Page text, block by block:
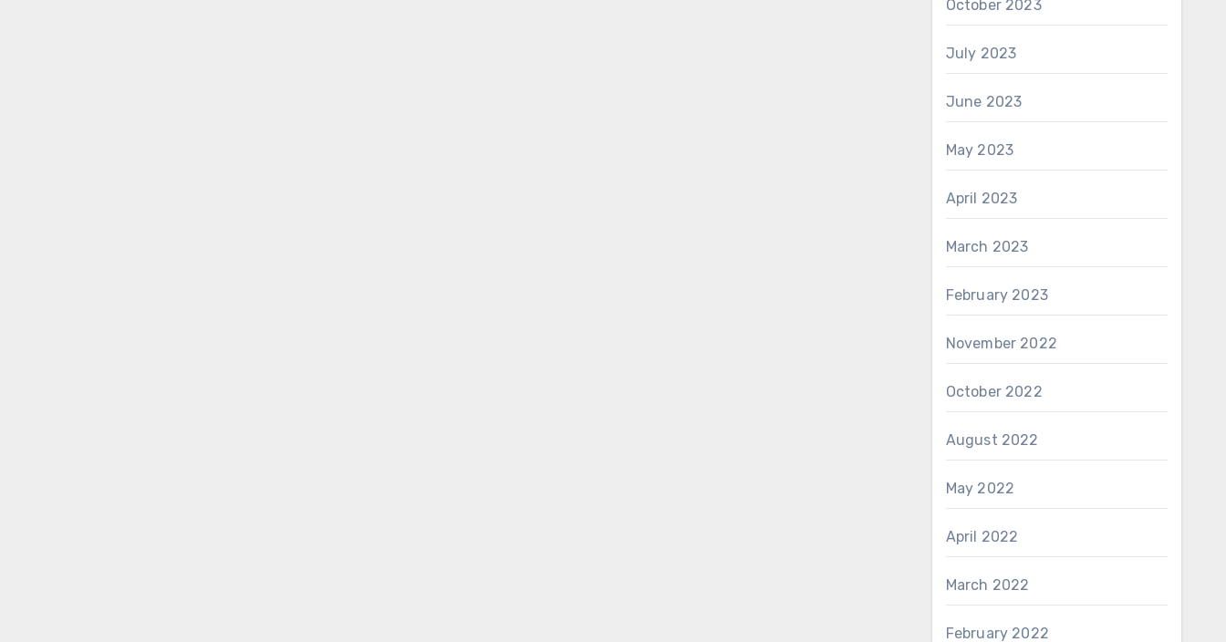
October 2023
July 2023
June 2023
May 2023
April 2023
March 2023
February 2023
November 2022
October 2022
August 2022
May 2022
April 2022
March 2022
February 2022